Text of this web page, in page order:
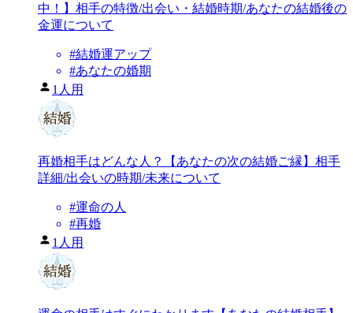
中！】相手の特徴/出会い・結婚時期/あなたの結婚後の
金運について
#結婚運アップ
#あなたの婚期
1人用
再婚相手はどんな人？【あなたの次の結婚ご縁】相手
詳細/出会いの時期/未来について
#運命の人
#再婚
1人用